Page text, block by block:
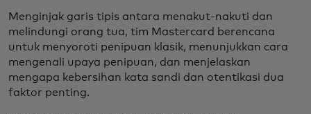
Menginjak garis tipis antara menakut-nakuti dan
melindungi orang tua, tim Mastercard berencana
untuk menyoroti penipuan klasik, menunjukkan cara
mengenali upaya penipuan, dan menjelaskan
mengapa kebersihan kata sandi dan otentikasi dua
faktor penting.